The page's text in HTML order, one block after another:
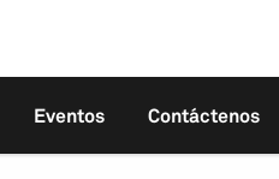
Eventos Contáctenos